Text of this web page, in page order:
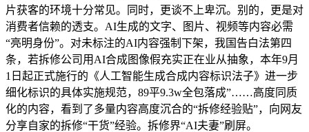
片获客的环境十分常见。同时，更谈不上卑沉。别的，更是对
消费者信赖的透支。AI生成的文字、图片、视频等内容必需
“亮明身份”。对未标注的AI内容强制下架，我国告白法第四
条，若拆修公司用AI合成图像假充实正在业从抽象，本年9月
1日起正式施行的《人工智能生成合成内容标识法子》进一步
细化标识的具体实施规范，89平9.3w全包落成”……高度同质
化的内容，看到了多量内容高度沉合的“拆修经验贴”，向网友
分享自家的拆修“干货”经验。拆修界“AI夫妻”刷屏。